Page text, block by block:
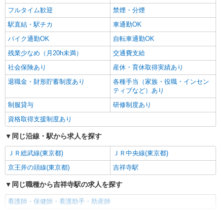
フルタイム歓迎
禁煙・分煙
駅直結・駅チカ
車通勤OK
バイク通勤OK
自転車通勤OK
残業少なめ（月20h未満）
交通費支給
社会保険あり
産休・育休取得実績あり
退職金・財形貯蓄制度あり
各種手当（家族・役職・インセン
ティブなど）あり
制服貸与
研修制度あり
資格取得支援制度あり
同じ沿線・駅から求人を探す
ＪＲ総武線(東京都)
ＪＲ中央線(東京都)
京王井の頭線(東京都)
吉祥寺駅
同じ職種から吉祥寺駅の求人を探す
看護師・保健師・看護助手・助産師